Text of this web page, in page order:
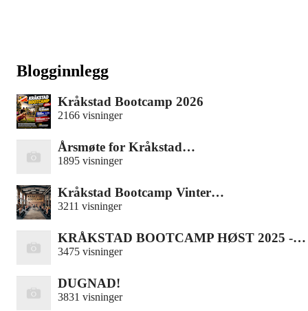
Blogginnlegg
Kråkstad Bootcamp 2026
2166 visninger
Årsmøte for Kråkstad…
1895 visninger
Kråkstad Bootcamp Vinter…
3211 visninger
KRÅKSTAD BOOTCAMP HØST 2025 -…
3475 visninger
DUGNAD!
3831 visninger